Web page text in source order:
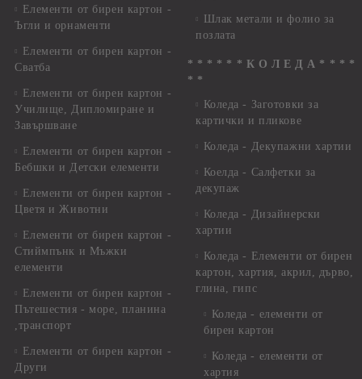
Елементи от бирен картон -
Ъгли и орнаменти
Елементи от бирен картон -
Сватба
Елементи от бирен картон -
Училище, Дипломиране и
Завършване
Елементи от бирен картон -
Бебшки и Детски елементи
Елементи от бирен картон -
Цветя и Животни
Елементи от бирен картон -
Стиймпънк и Мъжки
елементи
Елементи от бирен картон -
Пътешестия - море, планина
,транспорт
Елементи от бирен картон -
Други
Шлак метали и фолио за
позлата
* * * * * * К О Л Е Д А * * * *
* *
Коледа - Заготовки за
картички и пликове
Коледа - Декупажни хартии
Коелда - Салфетки за
декупаж
Коледа - Дизайнерски
хартии
Коледа - Eлементи от бирен
картон, хартия, акрил, дърво,
глина, гипс
Коледа - елементи от
бирен картон
Коледа - елементи от
хартия